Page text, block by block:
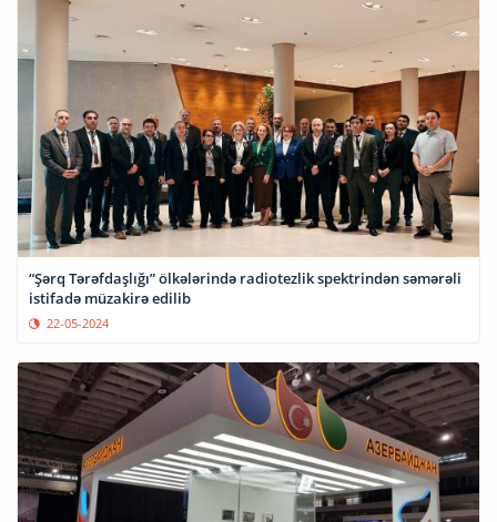
“Şərq Tərəfdaşlığı” ölkələrində radiotezlik spektrindən səmərəli
istifadə müzakirə edilib
22-05-2024